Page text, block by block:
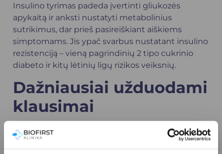
Insulino tyrimas padeda įvertinti gliukozės
apykaitą ir anksti nustatyti metabolinius
sutrikimus, dar prieš pasireiškiant aiškiems
simptomams. Jis ypač svarbus nustatant insulino
rezistenciją – vieną pagrindinių 2 tipo cukrinio
diabeto ir kitų lėtinių ligų rizikos veiksnių.
Dažniausiai užduodami
klausimai
Ar reikia specialiai pasiruošti insulino tyrimui?
Taip, dažniausiai rekomenduojama atvykti